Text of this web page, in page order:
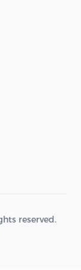
reserved.